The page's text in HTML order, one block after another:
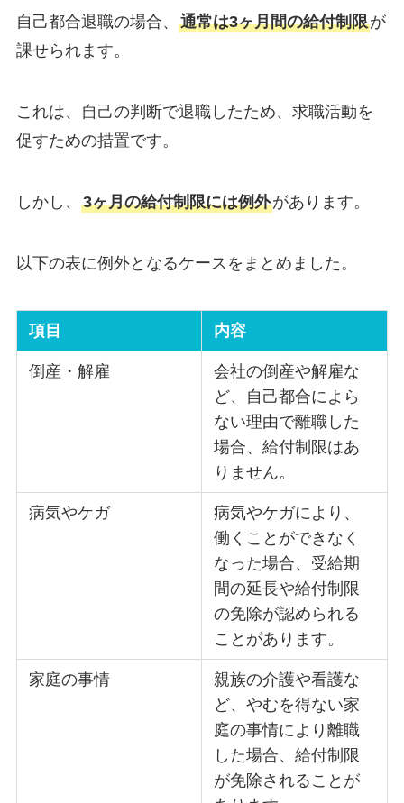
自己都合退職の場合、 通常は3ヶ月間の給付制限が
課せられます。
これは、自己の判断で退職したため、求職活動を
促すための措置です。
しかし、 3ヶ月の給付制限には例外があります。
以下の表に例外となるケースをまとめました。
項目 内容
倒産・解雇
会社の倒産や解雇な
ど、自己都合によら
ない理由で離職した
場合、給付制限はあ
りません。
病気やケガ
病気やケガにより、
働くことができなく
なった場合、受給期
間の延長や給付制限
の免除が認められる
ことがあります。
家庭の事情
親族の介護や看護な
ど、やむを得ない家
庭の事情により離職
した場合、給付制限
が免除されることが